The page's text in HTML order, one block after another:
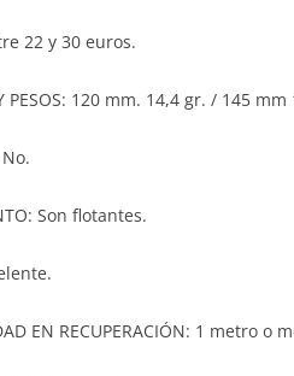
22 y 30 euros.
PESOS: 120 mm. 14,4 gr. / 145
No.
Son flotantes.
EN RECUPERACIÓN: 1 metro o